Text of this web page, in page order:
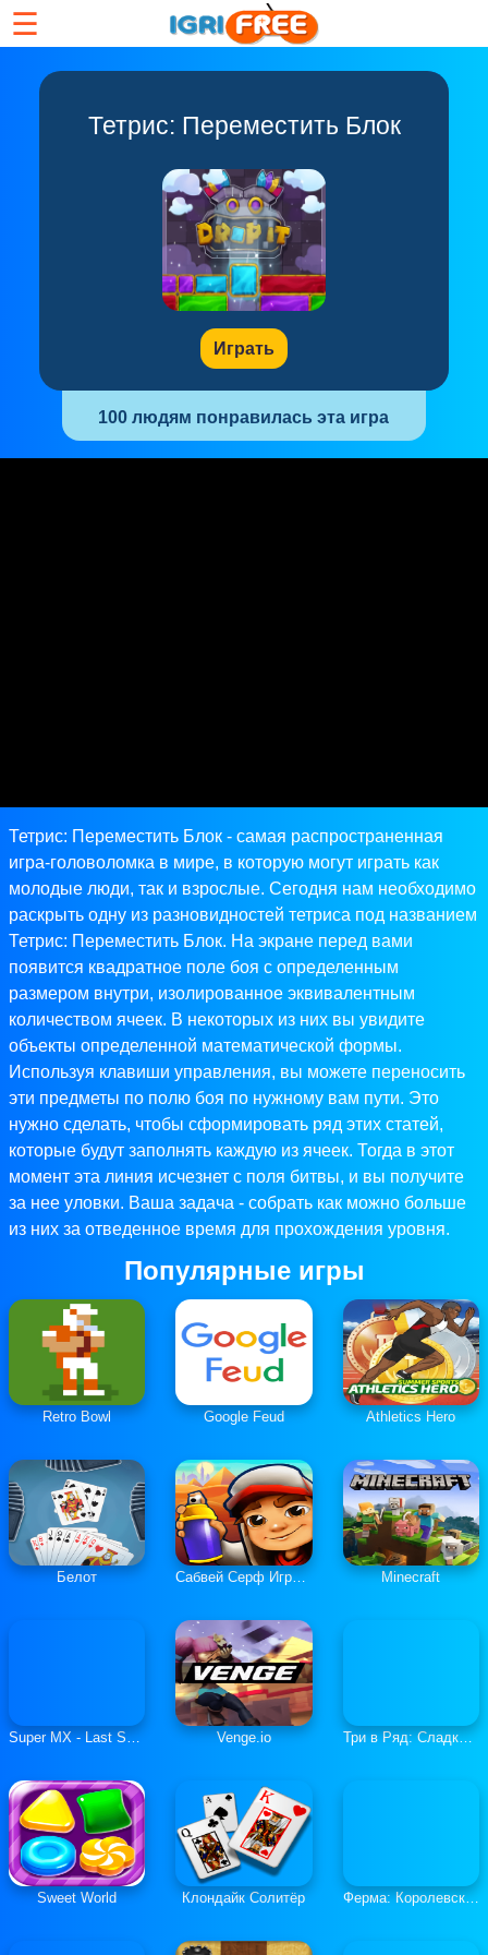
☰
Тетрис: Переместить Блок
Играть
100 людям понравилась эта игра
Тетрис: Переместить Блок - самая распространенная
игра-головоломка в мире, в которую могут играть как
молодые люди, так и взрослые. Сегодня нам необходимо
раскрыть одну из разновидностей тетриса под названием
Тетрис: Переместить Блок. На экране перед вами
появится квадратное поле боя с определенным
размером внутри, изолированное эквивалентным
количеством ячеек. В некоторых из них вы увидите
объекты определенной математической формы.
Используя клавиши управления, вы можете переносить
эти предметы по полю боя по нужному вам пути. Это
нужно сделать, чтобы сформировать ряд этих статей,
которые будут заполнять каждую из ячеек. Тогда в этот
момент эта линия исчезнет с поля битвы, и вы получите
за нее уловки. Ваша задача - собрать как можно больше
из них за отведенное время для прохождения уровня.
Популярные игры
Retro Bowl Google Feud Athletics Hero
Белот Сабвей Серф Играть Онлайн Minecraft
Super MX - Last Season Venge.io Три в Ряд: Сладкие Загадки
Sweet World Клондайк Солитёр Ферма: Королевская История